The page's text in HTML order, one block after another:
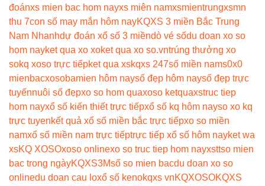
đoánxs mien bac hom nayxs miên namxsmientrungxsmn
thu 7con số may mắn hôm nayKQXS 3 miền Bắc Trung
Nam Nhanhdự đoán xổ số 3 miềndò vé sốdu doan xo so
hom nayket qua xo xoket qua xo so.vntrúng thưởng xo
sokq xoso trực tiếpket qua xskqxs 247số miền nams0x0
mienbacxosobamien hôm naysố đẹp hôm naysố đẹp trực
tuyếnnuôi số đẹpxo so hom quaxoso ketquaxstruc tiep
hom nayxổ số kiến thiết trực tiếpxổ số kq hôm nayso xo kq
trực tuyenkết quả xổ số miền bắc trực tiếpxo so miền
namxổ số miền nam trực tiếptrực tiếp xổ số hôm nayket wa
xsKQ XOSOxoso onlinexo so truc tiep hom nayxsttso mien
bac trong ngàyKQXS3Msố so mien bacdu doan xo so
onlinedu doan cau loxổ số kenokqxs vnKQXOSOKQXS